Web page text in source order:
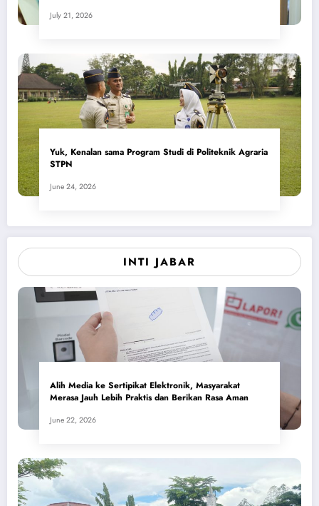
July 21, 2026
Yuk, Kenalan sama Program Studi di Politeknik Agraria
STPN
June 24, 2026
INTI JABAR
Alih Media ke Sertipikat Elektronik, Masyarakat
Merasa Jauh Lebih Praktis dan Berikan Rasa Aman
June 22, 2026